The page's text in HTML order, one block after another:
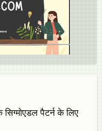
पैटर्न के लिए